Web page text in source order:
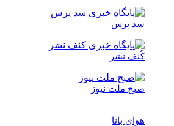
سد پرس
کُنف نشر
صبح ملت نیوز
هوای بانا